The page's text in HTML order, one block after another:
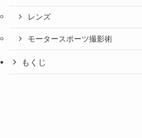
レンズ
モータースポーツ撮影術
もくじ